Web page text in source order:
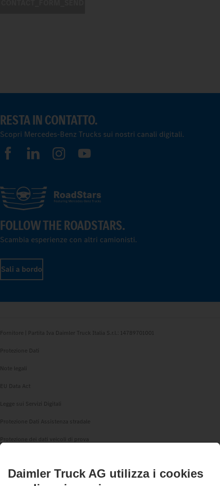
RESTA IN CONTATTO.
Scopri Mercedes-Benz Trucks sui nostri canali digitali.
FOLLOW THE ROADSTARS.
Scambia esperienze con altri camionisti.
Sali a bordo
Fornitore | Partita Iva Daimler Truck Italia S.r.l.: 14789701001
Protezione Dati
Note legali
EU Data Act
Legge sui Servizi Digitali
Protezione Dati Assistenza stradale
Protezione dei dati veicoli di prova
Sistema whistleblowing